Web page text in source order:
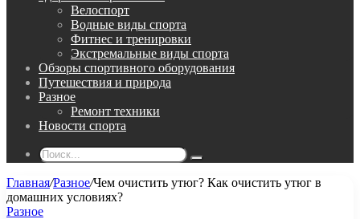
Велоспорт
Водные виды спорта
Фитнес и тренировки
Экстремальные виды спорта
Обзоры спортивного оборудования
Путешествия и природа
Разное
Ремонт техники
Новости спорта
Поиск...
Главная/Разное/Чем очистить утюг? Как очистить утюг в
домашних условиях?
Разное